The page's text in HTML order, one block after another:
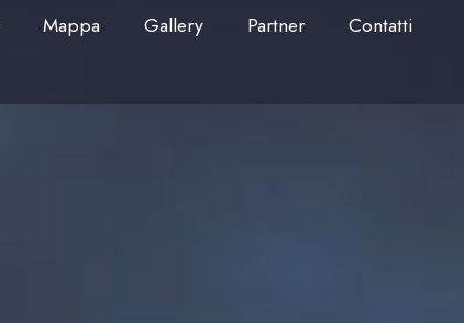
Mappa Gallery Partner Contatti